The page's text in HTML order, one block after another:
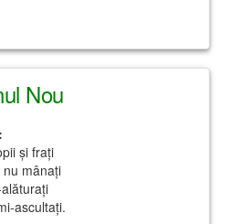
Nou
şi fraţi
mânaţi
ascultaţi.